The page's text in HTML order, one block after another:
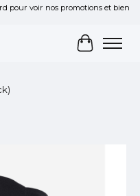
pour voir nos promotions et bien
Panier